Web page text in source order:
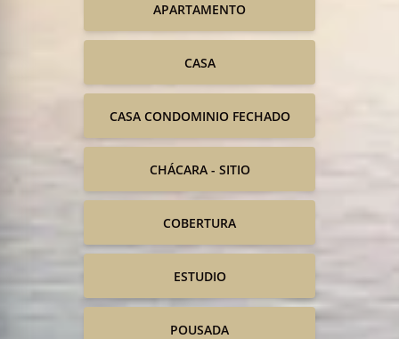
APARTAMENTO
CASA
CASA CONDOMINIO FECHADO
CHÁCARA - SITIO
COBERTURA
ESTUDIO
POUSADA